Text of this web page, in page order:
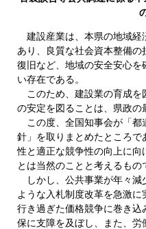
建設産業は、本県の地域経
あり、良質な社会資本整備
復旧など、地域の安全安心
い存在である。
このため、建設業の育成を
の安定を図ることは、県政の
この度、全国知事会が「都
針」を取りまとめたところ
性と適正な競争性の向上に向
とは当然のことと考えるもの
しかし、公共事業が年々減
ような入札制度改革を急激
行き過ぎた価格競争に巻き
保に支障を及ぼし、また、